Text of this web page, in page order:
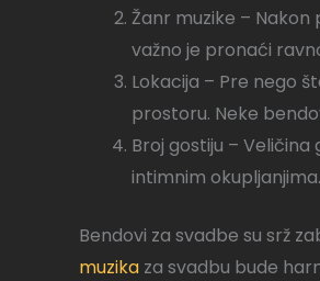
Žanr muzike – Nakon
važno je pronaći
Lokacija – Pre nego
prostoru. Neke
Broj gostiju –
intimnim
Bendovi za svadbe su srž
muzika za svadbu bude